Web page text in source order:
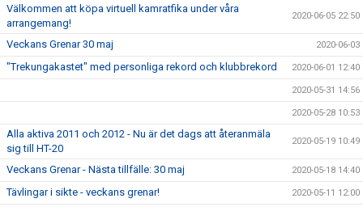
Välkommen att köpa virtuell kamratfika under våra
arrangemang!
2020-06-05 22:50
Veckans Grenar 30 maj 2020-06-03
"Trekungakastet" med personliga rekord och klubbrekord 2020-06-01 12:40
2020-05-31 14:56
2020-05-28 10:53
Alla aktiva 2011 och 2012 - Nu är det dags att återanmäla
sig till HT-20
2020-05-19 10:49
Veckans Grenar - Nästa tillfälle: 30 maj 2020-05-18 14:40
Tävlingar i sikte - veckans grenar! 2020-05-11 12:00